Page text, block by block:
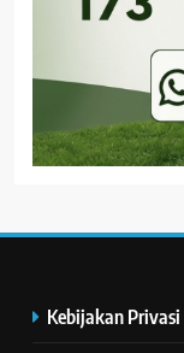
Kebijakan Privasi